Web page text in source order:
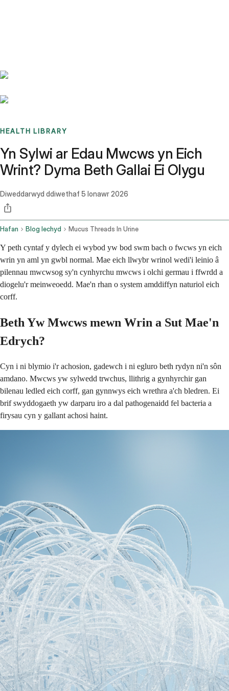
HEALTH LIBRARY
Yn Sylwi ar Edau Mwcws yn Eich
Wrint? Dyma Beth Gallai Ei Olygu
Diweddarwyd ddiwethaf 5 Ionawr 2026
Hafan Blog Iechyd Mucus Threads In Urine
Y peth cyntaf y dylech ei wybod yw bod swm bach o fwcws yn eich
wrin yn aml yn gwbl normal. Mae eich llwybr wrinol wedi'i leinio â
pilennau mwcwsog sy'n cynhyrchu mwcws i olchi germau i ffwrdd a
diogelu'r meinweoedd. Mae'n rhan o system amddiffyn naturiol eich
corff.
Beth Yw Mwcws mewn Wrin a Sut Mae'n
Edrych?
Cyn i ni blymio i'r achosion, gadewch i ni egluro beth rydyn ni'n sôn
amdano. Mwcws yw sylwedd trwchus, llithrig a gynhyrchir gan
bilenau ledled eich corff, gan gynnwys eich wrethra a'ch bledren. Ei
brif swyddogaeth yw darparu iro a dal pathogenaidd fel bacteria a
firysau cyn y gallant achosi haint.